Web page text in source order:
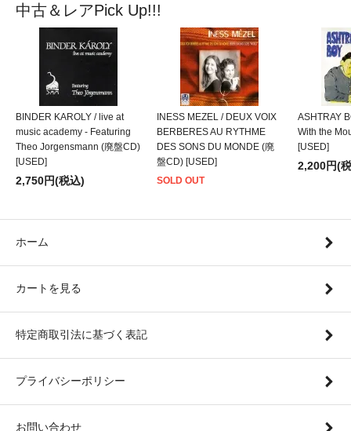
中古＆レアPick Up!!!
BINDER KAROLY / live at
music academy - Featuring
Theo Jorgensmann (廃盤CD)
[USED]
2,750円(税込)
INESS MEZEL / DEUX VOIX
BERBERES AU RYTHME
DES SONS DU MONDE (廃
盤CD) [USED]
SOLD OUT
ASHTRAY
With the
[USED]
2,200円(
ホーム
カートを見る
特定商取引法に基づく表記
プライバシーポリシー
お問い合わせ